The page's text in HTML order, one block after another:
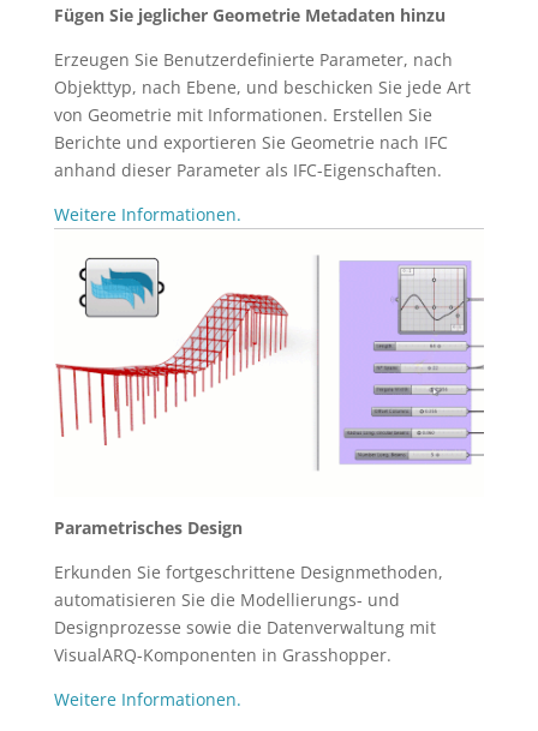
Fügen Sie jeglicher Geometrie Metadaten hinzu
Erzeugen Sie Benutzerdefinierte Parameter, nach
Objekttyp, nach Ebene, und beschicken Sie jede Art
von Geometrie mit Informationen. Erstellen Sie
Berichte und exportieren Sie Geometrie nach IFC
anhand dieser Parameter als IFC-Eigenschaften.
Weitere Informationen.
Parametrisches Design
Erkunden Sie fortgeschrittene Designmethoden,
automatisieren Sie die Modellierungs- und
Designprozesse sowie die Datenverwaltung mit
VisualARQ-Komponenten in Grasshopper.
Weitere Informationen.